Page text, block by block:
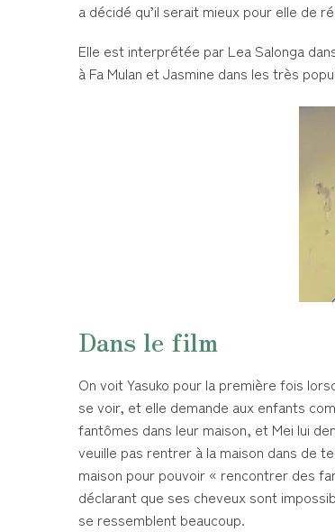
a décidé qu’il serait mieux pour elle de
Elle est interprétée par Lea Salonga
à Fa Mulan et Jasmine dans les très
Dans le film
On voit Yasuko pour la première fois
se voir, et elle demande aux enfants
fantômes dans leur maison, et Mei lui
veuille pas rentrer à la maison dans de
maison pour pouvoir « rencontrer des
déclarant que ses cheveux sont
se ressemblent beaucoup.